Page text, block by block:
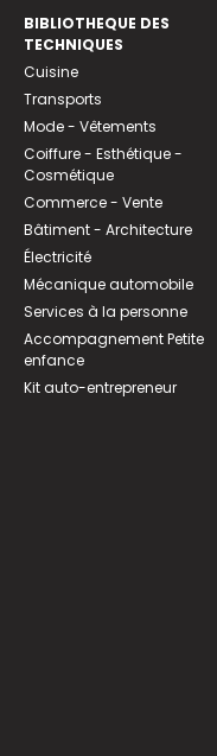
BIBLIOTHEQUE DES
TECHNIQUES
Cuisine
Transports
Mode - Vêtements
Coiffure - Esthétique -
Cosmétique
Commerce - Vente
Bâtiment - Architecture
Électricité
Mécanique automobile
Services à la personne
Accompagnement Petite
enfance
Kit auto-entrepreneur